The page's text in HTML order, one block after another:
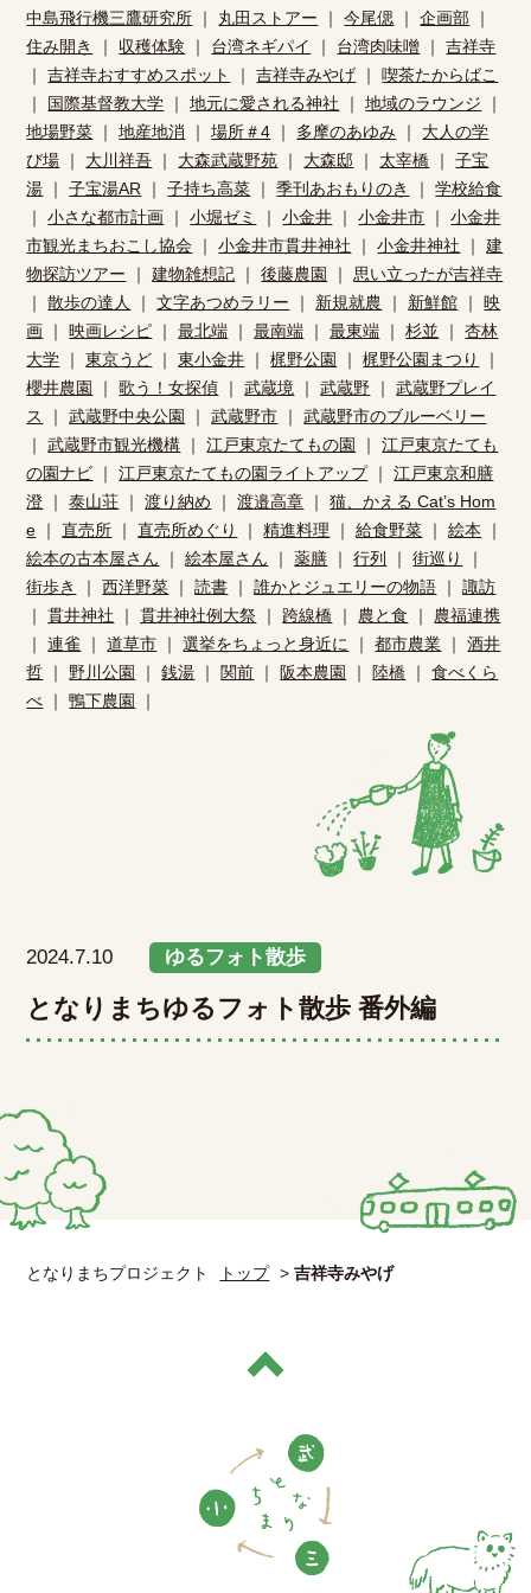
中島飛行機三鷹研究所 ｜ 丸田ストアー ｜今尾偲 ｜企画部 ｜
住み開き
｜ 収穫体験 ｜ 台湾ネギパイ ｜ 台湾肉味噌 ｜吉祥寺
｜吉祥寺おすすめスポット ｜吉祥寺みやげ ｜喫茶たからばこ
｜
国際基督教大学 ｜地元に愛される神社 ｜地域のラウンジ ｜
地場野菜 ｜地産地消 ｜場所＃4 ｜ 多摩のあゆみ ｜ 大人の学
び場 ｜ 大川祥吾 ｜ 大森武蔵野苑 ｜ 大森邸 ｜ 太宰橋 ｜子宝
湯 ｜子宝湯AR ｜子持ち高菜 ｜季刊あおもりのき ｜学校給食
｜小さな都市計画 ｜小堀ゼミ ｜小金井 ｜小金井市 ｜小金井
市観光まちおこし協会 ｜小金井市貫井神社 ｜小金井神社 ｜建
物探訪ツアー ｜建物雑想記 ｜後藤農園 ｜ 思い立ったが吉祥寺
｜散歩の達人 ｜文字あつめラリー ｜ 新規就農 ｜ 新鮮館 ｜映
画 ｜映画レシピ ｜最北端 ｜最南端 ｜最東端 ｜杉並 ｜杏林
大学 ｜東京うど ｜東小金井 ｜梶野公園 ｜梶野公園まつり
｜
櫻井農園
｜歌う！女探偵 ｜武蔵境 ｜武蔵野 ｜武蔵野プレイ
ス
｜武蔵野中央公園 ｜武蔵野市 ｜武蔵野市のブルーベリー
｜武蔵野市観光機構 ｜江戸東京たてもの園 ｜江戸東京たても
の園ナビ ｜江戸東京たてもの園ライトアップ｜江戸東京和膳
澄 ｜泰山荘 ｜渡り納め ｜渡邉高章 ｜猫、かえる Cat’s Hom
e ｜直売所 ｜直売所めぐり ｜精進料理 ｜給食野菜 ｜絵本 ｜
絵本の古本屋さん ｜絵本屋さん ｜薬膳 ｜行列 ｜街巡り
｜
街歩き
｜西洋野菜 ｜読書 ｜誰かとジュエリーの物語 ｜諏訪
｜貫井神社 ｜貫井神社例大祭 ｜跨線橋 ｜ 農と食 ｜ 農福連携
｜連雀 ｜道草市 ｜選挙をちょっと身近に ｜都市農業 ｜酒井
哲 ｜ 野川公園 ｜銭湯 ｜ 関前 ｜ 阪本農園 ｜ 陸橋 ｜食べくら
べ ｜鴨下農園 ｜
2024.7.10 ゆるフォト散歩
となりまちゆるフォト散歩 番外編
となりまちプロジェクト トップ >吉祥寺みやげ